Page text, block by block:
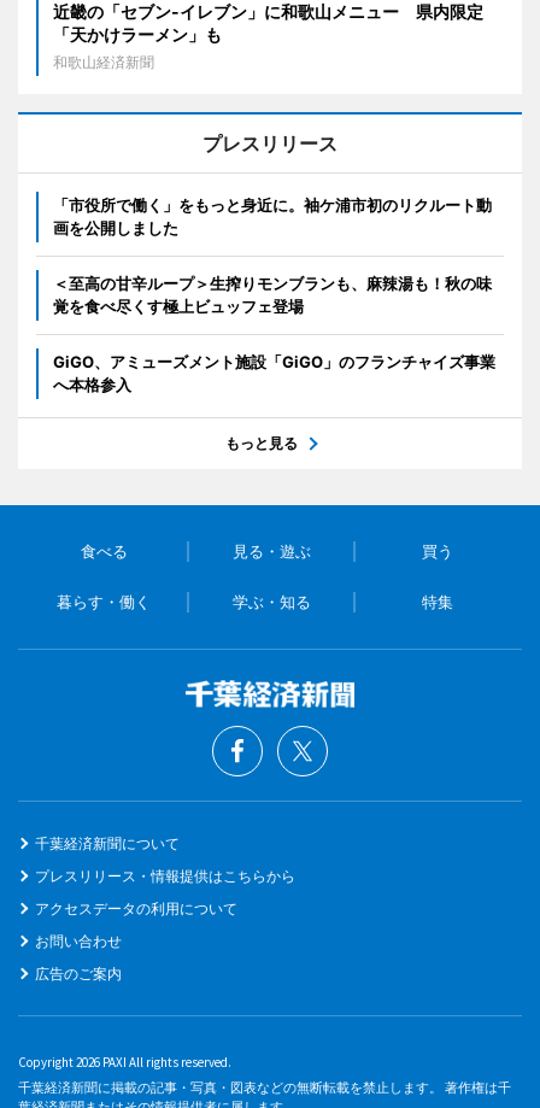
近畿の「セブン-イレブン」に和歌山メニュー 県内限定
「天かけラーメン」も
和歌山経済新聞
プレスリリース
「市役所で働く」をもっと身近に。袖ケ浦市初のリクルート動
画を公開しました
＜至高の甘辛ループ＞生搾りモンブランも、麻辣湯も！秋の味
覚を食べ尽くす極上ビュッフェ登場
GiGO、アミューズメント施設「GiGO」のフランチャイズ事業
へ本格参入
もっと見る
食べる 見る・遊ぶ 買う
暮らす・働く 学ぶ・知る 特集
千葉経済新聞について
プレスリリース・情報提供はこちらから
アクセスデータの利用について
お問い合わせ
広告のご案内
Copyright 2026 PAXI All rights reserved.
千葉経済新聞に掲載の記事・写真・図表などの無断転載を禁止します。 著作権は千